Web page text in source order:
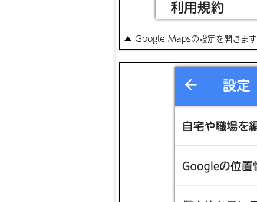
▲ Google Mapsの設定を開きます